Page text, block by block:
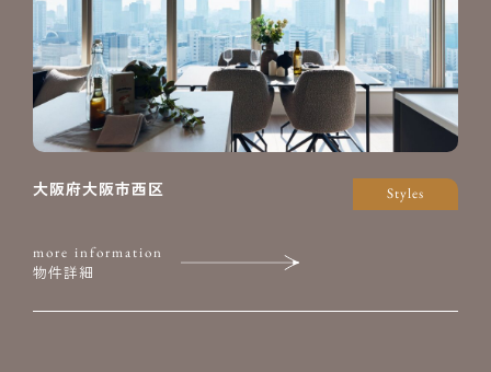
大阪府大阪市西区 Styles
more information
物件詳細